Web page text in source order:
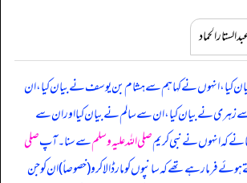
الحماد
کیا، انہوں نے کہا ہم سے ہشام بن یوسف نے بیان کیا، ان
زہری نے بیان کیا، ان سے سالم نے بیان کیا اور ان سے
نے کہانہوں نے نبی کریمصلی اللہ علیہ وسلمسے سنا۔ آپصلی
ہوئے فرما رہے تھے کہ سانپوں کو مار ڈالا کرو (خصوصاً) ان کو جن